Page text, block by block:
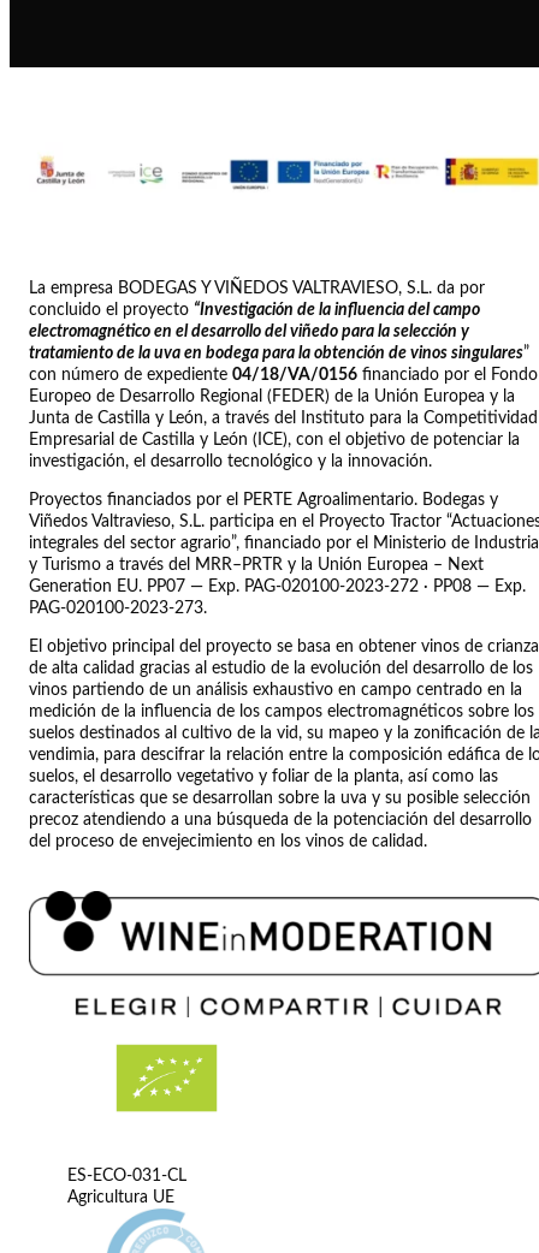
La empresa BODEGAS Y VIÑEDOS VALTRAVIESO, S.L. da por
concluido el proyecto “Investigación de la influencia del campo
electromagnético en el desarrollo del viñedo para la selección y
tratamiento de la uva en bodega para la obtención de vinos singulares”
con número de expediente 04/18/VA/0156 financiado por el Fondo
Europeo de Desarrollo Regional (FEDER) de la Unión Europea y la
Junta de Castilla y León, a través del Instituto para la Competitividad
Empresarial de Castilla y León (ICE), con el objetivo de potenciar la
investigación, el desarrollo tecnológico y la innovación.
Proyectos financiados por el PERTE Agroalimentario. Bodegas y
Viñedos Valtravieso, S.L. participa en el Proyecto Tractor
integrales del sector agrario”, financiado por el Ministerio de Industria
y Turismo a través del MRR–PRTR y la Unión Europea – Next
Generation EU. PP07 — Exp. PAG-020100-2023-272 · PP08 — Exp.
PAG-020100-2023-273.
El objetivo principal del proyecto se basa en obtener vinos de crianza
de alta calidad gracias al estudio de la evolución del desarrollo de los
vinos partiendo de un análisis exhaustivo en campo centrado en la
medición de la influencia de los campos electromagnéticos sobre los
suelos destinados al cultivo de la vid, su mapeo y la zonificación de
vendimia, para descifrar la relación entre la composición edáfica de
suelos, el desarrollo vegetativo y foliar de la planta, así como las
características que se desarrollan sobre la uva y su posible selección
precoz atendiendo a una búsqueda de la potenciación del desarrollo
del proceso de envejecimiento en los vinos de calidad.
ES-ECO-031-CL
Agricultura UE